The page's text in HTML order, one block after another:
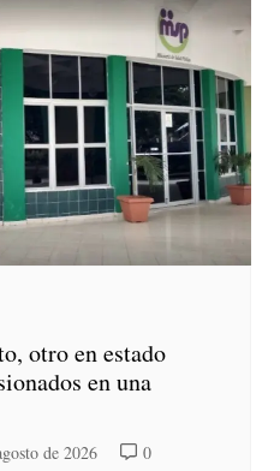
otro en estado
en una
de 2026 0